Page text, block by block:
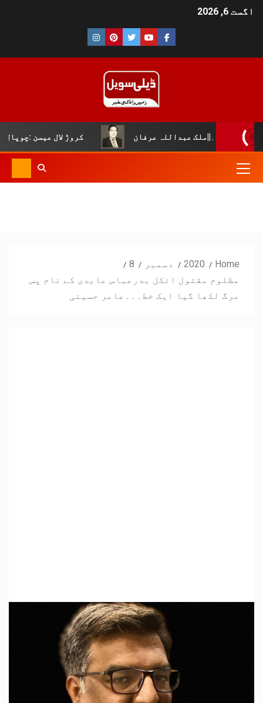
اگست 6, 2026
کروڑ لال عیسن :چوپال کلچرل اینڈ عبداللہ عرفان
Home
2020 دسمبر
8
مظلوم مقتول انکل بدرعباس عابدی کے نام پس
مرگ لکھا گیا ایک خط۔۔۔عامر حسینی